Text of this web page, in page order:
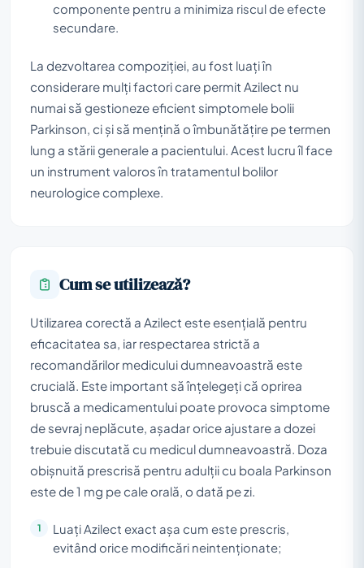
componente pentru a minimiza riscul de efecte
secundare.
La dezvoltarea compoziției, au fost luați în
considerare mulți factori care permit Azilect nu
numai să gestioneze eficient simptomele bolii
Parkinson, ci și să mențină o îmbunătățire pe termen
lung a stării generale a pacientului. Acest lucru îl face
un instrument valoros în tratamentul bolilor
neurologice complexe.
Cum se utilizează?
Utilizarea corectă a Azilect este esențială pentru
eficacitatea sa, iar respectarea strictă a
recomandărilor medicului dumneavoastră este
crucială. Este important să înțelegeți că oprirea
bruscă a medicamentului poate provoca simptome
de sevraj neplăcute, așadar orice ajustare a dozei
trebuie discutată cu medicul dumneavoastră. Doza
obișnuită prescrisă pentru adulții cu boala Parkinson
este de 1 mg pe cale orală, o dată pe zi.
Luați Azilect exact așa cum este prescris,
evitând orice modificări neintenționate;